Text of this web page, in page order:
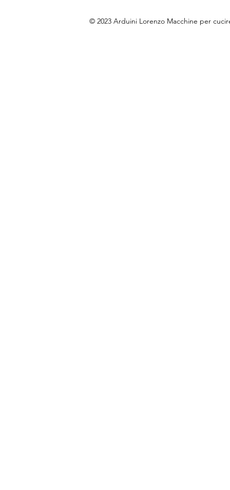
© 2023 Arduini Lorenzo Macchine per